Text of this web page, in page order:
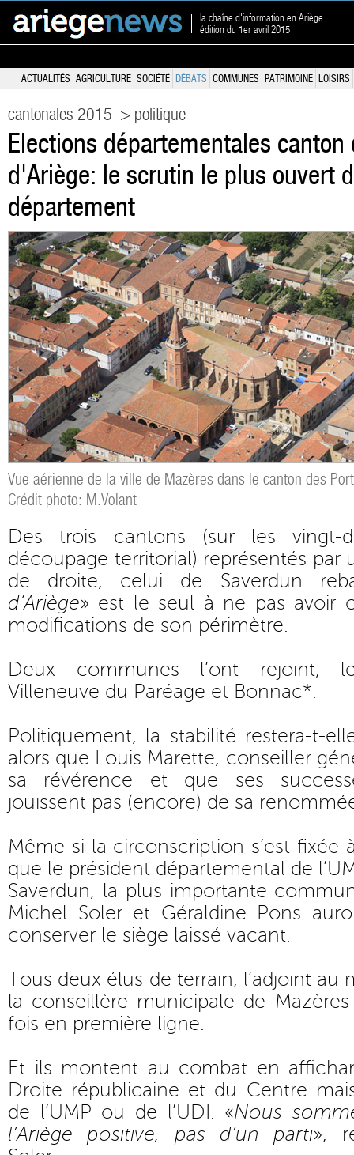
la chaîne d'information en Ariège
édition du 1er avril 2015
ACTUALITÉS AGRICULTURE SOCIÉTÉ DÉBATS COMMUNES PATRIMOINE LOISIRS
cantonales 2015 > politique
Elections départementales canton
d'Ariège: le scrutin le plus ouvert
département
Vue aérienne de la ville de Mazères dans le canton des
Crédit photo: M.Volant
Des trois cantons (sur les vingt-
découpage territorial) représentés par
de droite, celui de Saverdun
d’Ariège» est le seul à ne pas avoir
modifications de son périmètre.
Deux communes l’ont rejoint,
Villeneuve du Paréage et Bonnac*.
Politiquement, la stabilité restera-t-
alors que Louis Marette, conseiller
sa révérence et que ses
jouissent pas (encore) de sa
Même si la circonscription s’est fixée
que le président départemental de
Saverdun, la plus importante
Michel Soler et Géraldine Pons
conserver le siège laissé vacant.
Tous deux élus de terrain, l’adjoint au
la conseillère municipale de
fois en première ligne.
Et ils montent au combat en
Droite républicaine et du Centre
de l’UMP ou de l’UDI. «Nous
l’Ariège positive, pas d’un parti»,